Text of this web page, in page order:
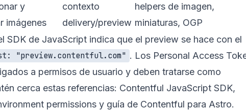
y
imágenes
contexto
delivery/preview
helpers de imagen,
miniaturas, OGP
SDK de JavaScript indica que el preview se hace con el
"preview.contentful.com" . Los Personal Access
a permisos de usuario y deben tratarse como
cerca estas referencias: Contentful JavaScript SDK,
permissions y guía de Contentful para Astro.